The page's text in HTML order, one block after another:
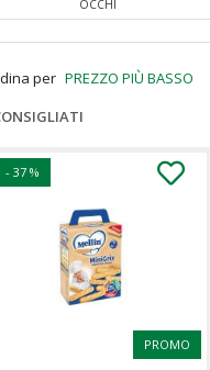
OCCHI
per PREZZO PIÙ BASSO
- 37 %
PROMO